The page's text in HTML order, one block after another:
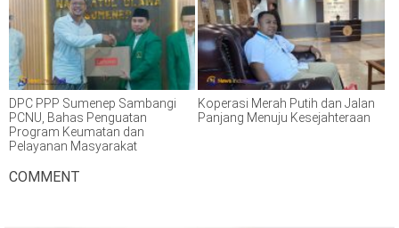
DPC PPP Sumenep Sambangi
PCNU, Bahas Penguatan
Program Keumatan dan
Pelayanan Masyarakat
Koperasi Merah Putih dan Jalan
Panjang Menuju Kesejahteraan
COMMENT